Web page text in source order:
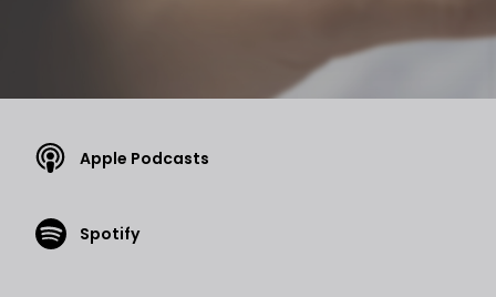
Apple Podcasts
Spotify